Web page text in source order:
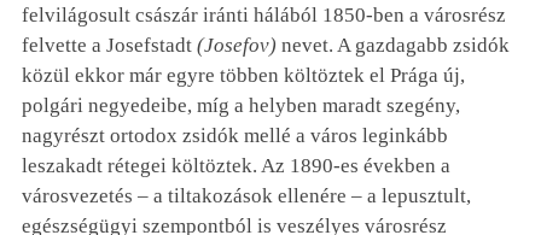
felvilágosult császár iránti hálából 1850-ben a városrész
felvette a Josefstadt (Josefov) nevet. A gazdagabb zsidók
közül ekkor már egyre többen költöztek el Prága új,
polgári negyedeibe, míg a helyben maradt szegény,
nagyrészt ortodox zsidók mellé a város leginkább
leszakadt rétegei költöztek. Az 1890-es években a
városvezetés – a tiltakozások ellenére – a lepusztult,
egészségügyi szempontból is veszélyes városrész